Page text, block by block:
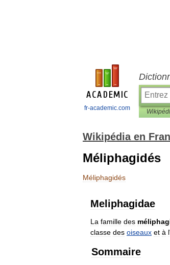
fr-academic.com
Wikipédia en
Méliphagidés
Méliphagidés
Meliphagidae
La famille des
classe des oiseaux et à l'
Sommaire